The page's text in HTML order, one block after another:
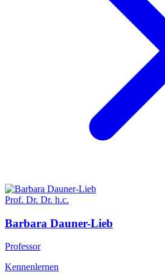
Prof. Dr. Dr. h.c.
Barbara Dauner-Lieb
Professor
Kennenlernen